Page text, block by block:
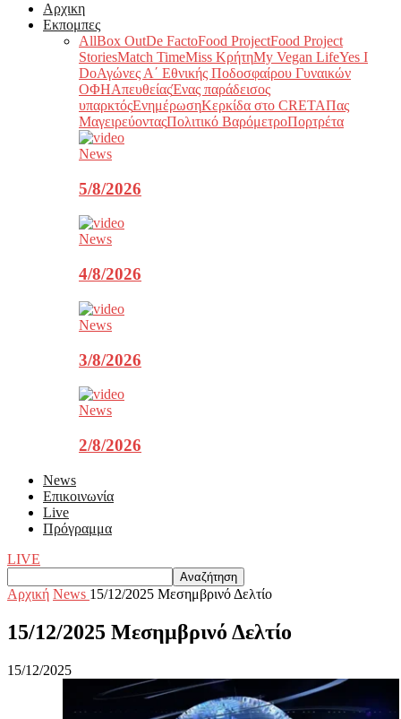
Αρχικη
Εκπομπες
AllBox OutDe FactoFood ProjectFood Project
StoriesMatch TimeMiss ΚρήτηMy Vegan LifeYes I
DoΑγώνες Α΄ Εθνικής Ποδοσφαίρου Γυναικών
ΟΦΗΑπευθείαςΈνας παράδεισος
υπαρκτόςΕνημέρωσηΚερκίδα στο CRETAΠας
ΜαγειρεύονταςΠολιτικό ΒαρόμετροΠορτρέτα
News
5/8/2026
News
4/8/2026
News
3/8/2026
News
2/8/2026
News
Επικοινωνία
Live
Πρόγραμμα
LIVE
Αρχική News 15/12/2025 Μεσημβρινό Δελτίο
15/12/2025 Μεσημβρινό Δελτίο
15/12/2025